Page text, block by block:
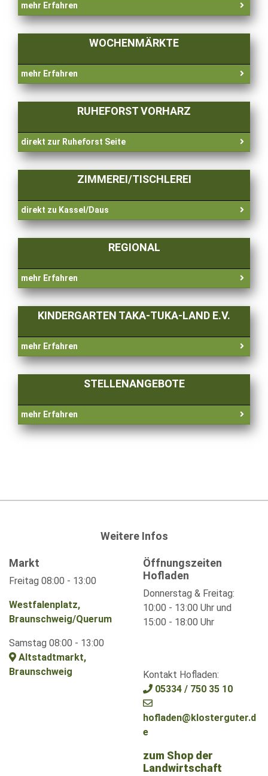
mehr Erfahren
WOCHENMÄRKTE
mehr Erfahren
RUHEFORST VORHARZ
direkt zur Ruheforst Seite
ZIMMEREI/TISCHLEREI
direkt zu Kassel/Daus
REGIONAL
mehr Erfahren
KINDERGARTEN TAKA-TUKA-LAND E.V.
mehr Erfahren
STELLENANGEBOTE
mehr Erfahren
Weitere Infos
Markt
Freitag 08:00 - 13:00
Westfalenplatz,
Braunschweig/Querum
Samstag 08:00 - 13:00
Altstadtmarkt,
Braunschweig
Öffnungszeiten
Hofladen
Donnerstag & Freitag:
10:00 - 13:00 Uhr und
15:00 - 18:00 Uhr
Kontakt Hofladen:
05334 / 750 35 10
hofladen@klosterguter.d
e
zum Shop der
Landwirtschaft